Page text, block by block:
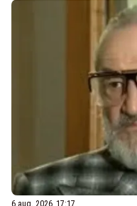
6 aug. 2026, 17:17